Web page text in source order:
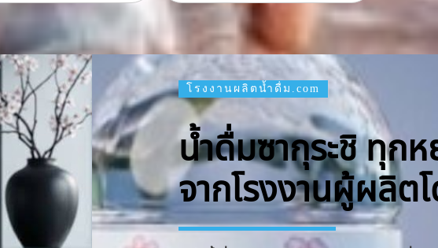
โรงงานผลิตน้ำดื่ม.com
น้ำดื่มซากุระชิ ทุกห
จากโรงงานผู้ผลิต